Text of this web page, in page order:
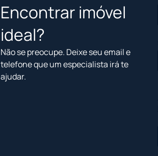
Encontrar imóvel
ideal?
Não se preocupe. Deixe seu email e
telefone que um especialista irá te
ajudar.